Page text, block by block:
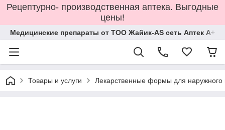
Рецептурно- производственная аптека. Выгодные
цены!
Медицинские препараты от ТОО Жайик-AS сеть Аптек А+
Товары и услуги Лекарственные формы для